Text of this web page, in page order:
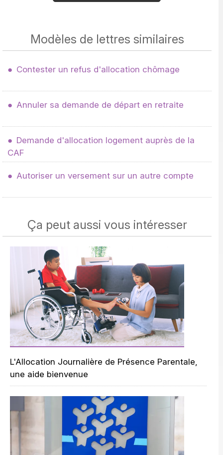
Modèles de lettres similaires
Contester un refus d'allocation chômage
Annuler sa demande de départ en retraite
Demande d'allocation logement auprès de la
CAF
Autoriser un versement sur un autre compte
Ça peut aussi vous intéresser
L'Allocation Journalière de Présence Parentale,
une aide bienvenue